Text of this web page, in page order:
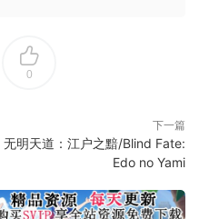
0
下一篇
无明天道：江户之黯/Blind Fate:
Edo no Yami